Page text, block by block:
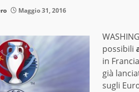
Maggio 31, 2016
possibili
in
già
sugli